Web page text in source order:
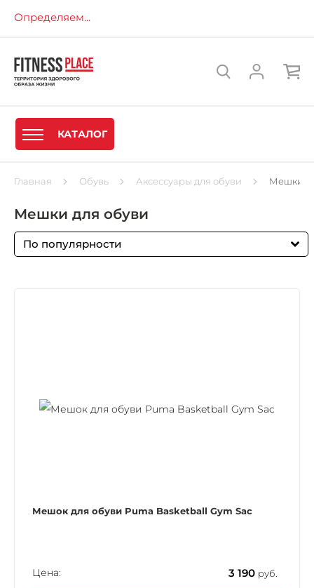
Определяем...
КАТАЛОГ
Главная Обувь Аксессуары для обуви Мешки
Мешки для обуви
По популярности
Мешок для обуви Puma Basketball Gym Sac
Цена: 3 190 руб.